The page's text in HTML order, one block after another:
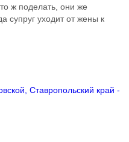
ж поделать, они же
супруг уходит от жены к